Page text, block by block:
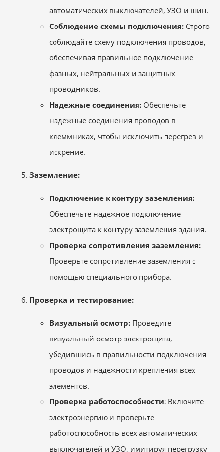
автоматических выключателей, УЗО и шин.
Соблюдение схемы подключения: Строго
соблюдайте схему подключения проводов,
обеспечивая правильное подключение
фазных, нейтральных и защитных
проводников.
Надежные соединения: Обеспечьте
надежные соединения проводов в
клеммниках, чтобы исключить перегрев и
искрение.
Заземление:
Подключение к контуру заземления:
Обеспечьте надежное подключение
электрощита к контуру заземления здания.
Проверка сопротивления заземления:
Проверьте сопротивление заземления с
помощью специального прибора.
Проверка и тестирование:
Визуальный осмотр: Проведите
визуальный осмотр электрощита,
убедившись в правильности подключения
проводов и надежности крепления всех
элементов.
Проверка работоспособности: Включите
электроэнергию и проверьте
работоспособность всех автоматических
выключателей и УЗО, имитируя перегрузку